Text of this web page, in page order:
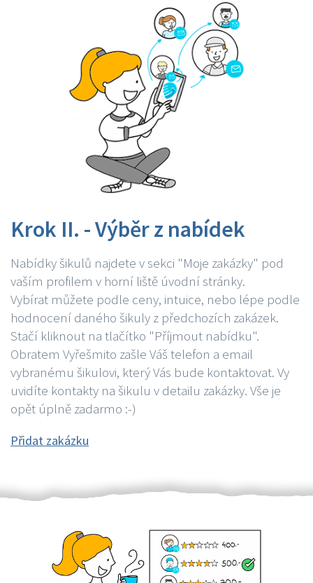
Krok II. - Výběr z nabídek
Nabídky šikulů najdete v sekci "Moje zakázky" pod
vaším profilem v horní liště úvodní stránky.
Vybírat můžete podle ceny, intuice, nebo lépe podle
hodnocení daného šikuly z předchozích zakázek.
Stačí kliknout na tlačítko "Příjmout nabídku".
Obratem Vyřešmito zašle Váš telefon a email
vybranému šikulovi, který Vás bude kontaktovat. Vy
uvidíte kontakty na šikulu v detailu zakázky. Vše je
opět úplně zadarmo :-)
Přidat zakázku